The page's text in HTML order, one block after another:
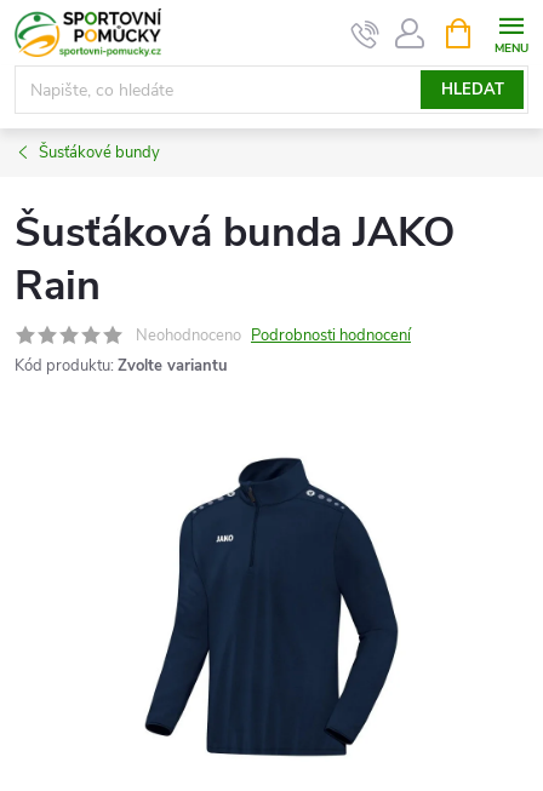
Přejít
na
obsah
HLEDAT
NÁKUPNÍ
KOŠÍK
Šusťákové bundy
Šusťáková bunda JAKO
Rain
Neohodnoceno Podrobnosti hodnocení
Kód produktu: Zvolte variantu